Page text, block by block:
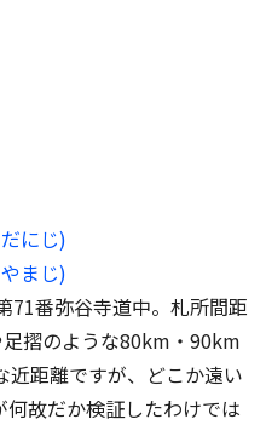
にじ)
まじ)
71番弥谷寺道中。札所間距
摺のような80km・90km
近距離ですが、どこか遠い
故だか検証したわけでは